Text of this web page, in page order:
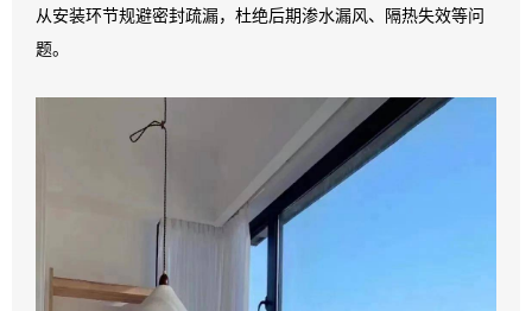
从安装环节规避密封疏漏，杜绝后期渗水漏风、隔热失效等问
题。